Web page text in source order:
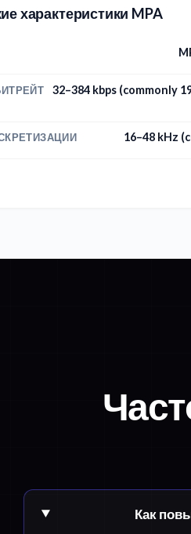
характеристики MPA
32–384 kbps (commonly
16–48 kHz
Как